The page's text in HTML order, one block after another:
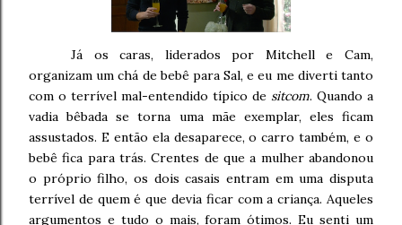
Já os caras, liderados por Mitchell e Cam,
organizam um chá de bebê para Sal, e eu me diverti tanto
com o terrível mal-entendido típico de sitcom. Quando a
vadia bêbada se torna uma mãe exemplar, eles ficam
assustados. E então ela desaparece, o carro também, e o
bebê fica para trás. Crentes de que a mulher abandonou
o próprio filho, os dois casais entram em uma disputa
terrível de quem é que devia ficar com a criança. Aqueles
argumentos e tudo o mais, foram ótimos. Eu senti um